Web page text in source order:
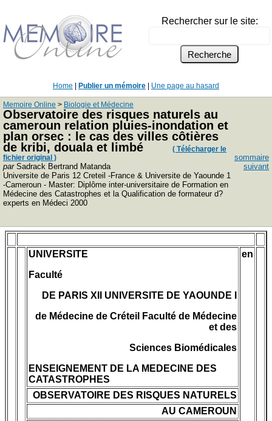
Rechercher sur le site:
Home Publier un mémoire Une page au hasard
Memoire Online > Biologie et Médecine
Observatoire des risques naturels au
cameroun relation pluies-inondation et
plan orsec : le cas des villes côtières
de kribi, douala et limbé
( Télécharger le
fichier original )
parSadrack Bertrand Matanda
Universite de Paris 12 Creteil -France & Universite de Yaounde 1
-Cameroun - Master: Diplôme inter-universitaire de Formation en
Médecine des Catastrophes et la Qualification de formateur d?
experts en Médeci 2000
sommaire
suivant
UNIVERSITE
Faculté
DE PARIS XII UNIVERSITE DE YAOUNDE I
de Médecine de Créteil Faculté de Médecine
et des
Sciences Biomédicales
ENSEIGNEMENT DE LA MEDECINE DES
CATASTROPHES
en
OBSERVATOIRE DES RISQUES NATURELS
AU CAMEROUN